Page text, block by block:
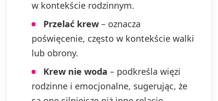
w kontekście rodzinnym.
Przelać krew – oznacza
poświęcenie, często w kontekście walki
lub obrony.
Krew nie woda – podkreśla więzi
rodzinne i emocjonalne, sugerując, że